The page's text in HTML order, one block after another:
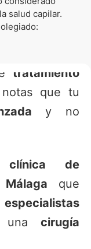
salud capilar.
tratamiento
que tu
y no
de
que
una cirugía